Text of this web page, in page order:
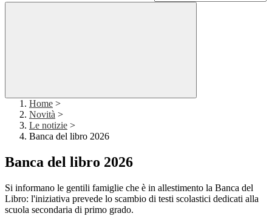
Home >
Novità >
Le notizie >
Banca del libro 2026
Banca del libro 2026
Si informano le gentili famiglie che è in allestimento la Banca del
Libro: l'iniziativa prevede lo scambio di testi scolastici dedicati alla
scuola secondaria di primo grado.